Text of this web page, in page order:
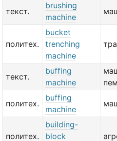
текст.
brushing
machine
политех.
bucket
trenching
machine
текст.
buffing
machine
политех.
buffing
machine
политех.
building-
block